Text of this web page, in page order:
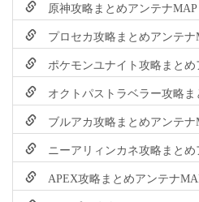
原神攻略まとめアンテナMAP
プロセカ攻略まとめアンテナ
ポケモンユナイト攻略まとめ
オクトパストラベラー攻略ま
ブルアカ攻略まとめアンテナ
ニーアリィンカネ攻略まとめ
APEX攻略まとめアンテナ